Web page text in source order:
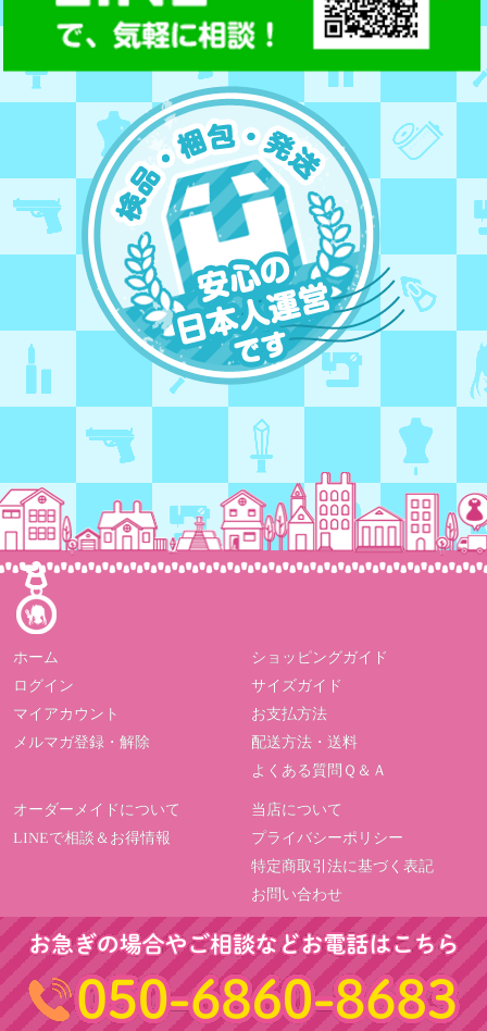
ホーム
ログイン
マイアカウント
メルマガ登録・解除
ショッピングガイド
サイズガイド
お支払方法
配送方法・送料
よくある質問Ｑ＆Ａ
オーダーメイドについて
LINEで相談＆お得情報
当店について
プライバシーポリシー
特定商取引法に基づく表記
お問い合わせ